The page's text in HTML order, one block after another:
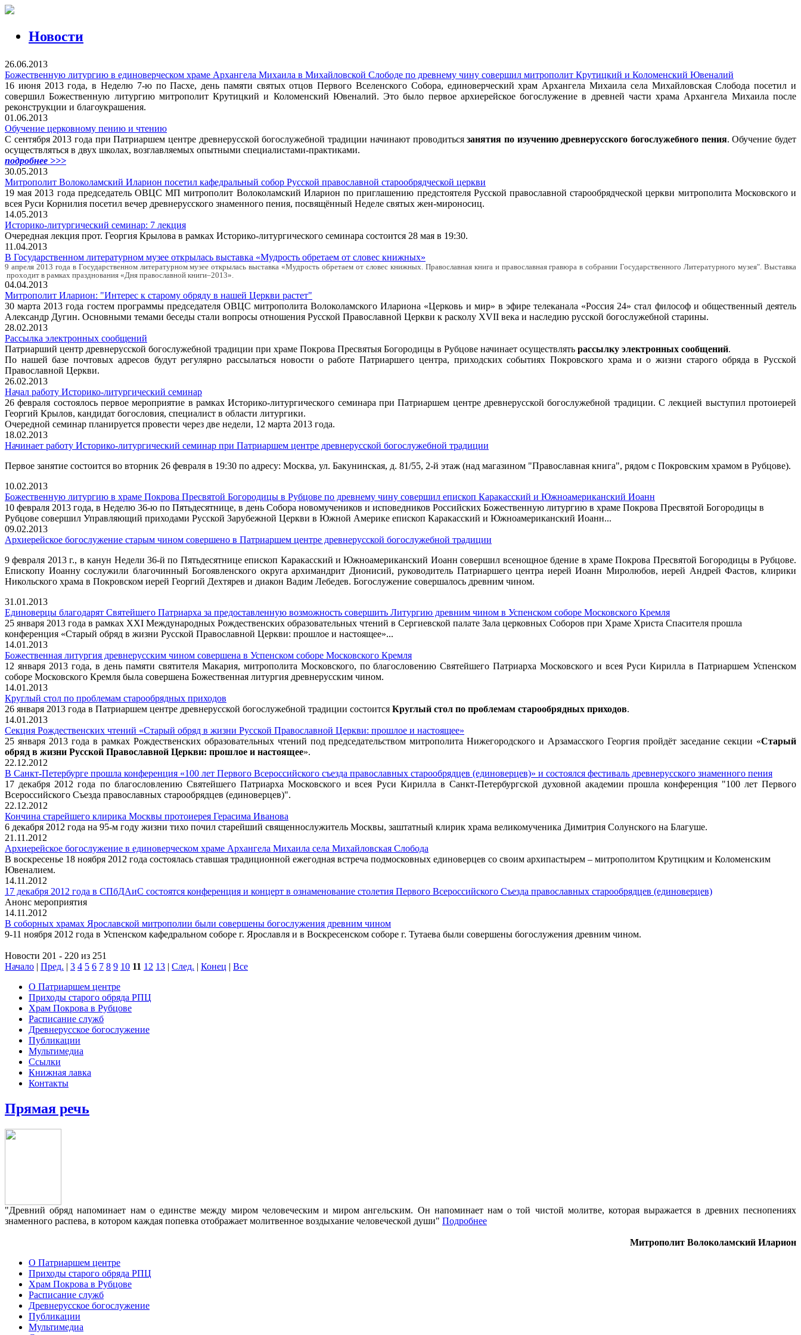
Новости
26.06.2013
Божественную литургию в единоверческом храме Архангела Михаила в Михайловской Слободе по древнему чину совершил митрополит Крутицкий и Коломенский Ювеналий
16 июня 2013 года, в Неделю 7-ю по Пасхе, день памяти святых отцов Первого Вселенского Собора, единоверческий храм Архангела Михаила села Михайловская Слобода посетил и
совершил Божественную литургию митрополит Крутицкий и Коломенский Ювеналий. Это было первое архиерейское богослужение в древней части храма Архангела Михаила после
реконструкции и благоукрашения.
01.06.2013
Обучение церковному пению и чтению
С сентября 2013 года при Патриаршем центре древнерусской богослужебной традиции начинают проводитьсязанятия по изучению древнерусского богослужебного пения. Обучение будет
осуществляться в двух школах, возглавляемых опытными специалистами-практиками.
подробнее >>>
30.05.2013
Митрополит Волоколамский Иларион посетил кафедральный собор Русской православной старообрядческой церкви
19 мая 2013 года председатель ОВЦС МП митрополит Волоколамский Иларион по приглашению предстоятеля Русской православной старообрядческой церкви митрополита Московского и
всея Руси Корнилия посетил вечер древнерусского знаменного пения, посвящённый Неделе святых жен-мироносиц.
14.05.2013
Историко-литургический семинар: 7 лекция
Очередная лекция прот. Георгия Крылова в рамках Историко-литургического семинара состоится 28 мая в 19:30.
11.04.2013
В Государственном литературном музее открылась выставка «Мудрость обретаем от словес книжных»
9 апреля 2013 года в Государственном литературном музее открылась выставка «Мудрость обретаем от словес книжных. Православная книга и православная гравюра в собрании Государственного Литературного музея". Выставка
проходит в рамках празднования «Дня православной книги–2013».
04.04.2013
Митрополит Иларион: "Интерес к старому обряду в нашей Церкви растет"
30 марта 2013 года гостем программы председателя ОВЦС митрополита Волоколамского Илариона «Церковь и мир» в эфире телеканала «Россия 24» стал философ и общественный деятель
Александр Дугин. Основными темами беседы стали вопросы отношения Русской Православной Церкви к расколу XVII века и наследию русской богослужебной старины.
28.02.2013
Рассылка электронных сообщений
Патриарший центр древнерусской богослужебной традиции при храме Покрова Пресвятыя Богородицы в Рубцове начинает осуществлять рассылку электронных сообщений.
По нашей базе почтовых адресов будут регулярно рассылаться новости о работе Патриаршего центра, приходских событиях Покровского храма и о жизни старого обряда в Русской
Православной Церкви.
26.02.2013
Начал работу Историко-литургический семинар
26 февраля состоялось первое мероприятие в рамках Историко-литургического семинара при Патриаршем центре древнерусской богослужебной традиции. С лекцией выступил протоиерей
Георгий Крылов, кандидат богословия, специалист в области литургики.
Очередной семинар планируется провести через две недели, 12 марта 2013 года.
18.02.2013
Начинает работу Историко-литургический семинар при Патриаршем центре древнерусской богослужебной традиции
Первое занятие состоится во вторник 26 февраля в 19:30 по адресу: Москва, ул. Бакунинская, д. 81/55, 2-й этаж (над магазином "Православная книга", рядом с Покровским храмом в Рубцове).
10.02.2013
Божественную литургию в храме Покрова Пресвятой Богородицы в Рубцове по древнему чину совершил епископ Каракасский и Южноамериканский Иоанн
10 февраля 2013 года, в Неделю 36-ю по Пятьдесятнице, в день Собора новомучеников и исповедников Российских Божественную литургию в храме Покрова Пресвятой Богородицы в
Рубцове совершил Управляющий приходами Русской Зарубежной Церкви в Южной Америке епископ Каракасский и Южноамериканский Иоанн...
09.02.2013
Архиерейское богослужение старым чином совершено в Патриаршем центре древнерусской богослужебной традиции
9 февраля 2013 г., в канун Недели 36-й по Пятьдесятнице епископ Каракасский и Южноамериканский Иоанн совершил всенощное бдение в храме Покрова Пресвятой Богородицы в Рубцове.
Епископу Иоанну сослужили благочинный Богоявленского округа архимандрит Дионисий, руководитель Патриаршего центра иерей Иоанн Миролюбов, иерей Андрей Фастов, клирики
Никольского храма в Покровском иерей Георгий Дехтярев и диакон Вадим Лебедев. Богослужение совершалось древним чином.
31.01.2013
Единоверцы благодарят Святейшего Патриарха за предоставленную возможность совершить Литургию древним чином в Успенском соборе Московского Кремля
25 января 2013 года в рамках XXI Международных Рождественских образовательных чтений в Сергиевской палате Зала церковных Соборов при Храме Христа Спасителя прошла
конференция «Старый обряд в жизни Русской Православной Церкви: прошлое и настоящее»...
14.01.2013
Божественная литургия древнерусским чином совершена в Успенском соборе Московского Кремля
12 января 2013 года, в день памяти святителя Макария, митрополита Московского, по благословению Святейшего Патриарха Московского и всея Руси Кирилла в Патриаршем Успенском
соборе Московского Кремля была совершена Божественная литургия древнерусским чином.
14.01.2013
Круглый стол по проблемам старообрядных приходов
26 января 2013 года в Патриаршем центре древнерусской богослужебной традиции состоится Круглый стол по проблемам старообрядных приходов.
14.01.2013
Секция Рождественских чтений «Старый обряд в жизни Русской Православной Церкви: прошлое и настоящее»
25 января 2013 года в рамках Рождественских образовательных чтений под председательством митрополита Нижегородского и Арзамасского Георгия пройдёт заседание секции «Старый
обряд в жизни Русской Православной Церкви: прошлое и настоящее».
22.12.2012
В Санкт-Петербурге прошла конференция «100 лет Первого Всероссийского съезда православных старообрядцев (единоверцев)» и состоялся фестиваль древнерусского знаменного пения
17 декабря 2012 года по благословлению Святейшего Патриарха Московского и всея Руси Кирилла в Санкт-Петербургской духовной академии прошла конференция "100 лет Первого
Всероссийского Съезда православных старообрядцев (единоверцев)".
22.12.2012
Кончина старейшего клирика Москвы протоиерея Герасима Иванова
6 декабря 2012 года на 95-м году жизни тихо почил старейший священнослужитель Москвы, заштатный клирик храма великомученика Димитрия Солунского на Благуше.
21.11.2012
Архиерейское богослужение в единоверческом храме Архангела Михаила села Михайловская Слобода
В воскресенье 18 ноября 2012 года состоялась ставшая традиционной ежегодная встреча подмосковных единоверцев со своим архипастырем – митрополитом Крутицким и Коломенским
Ювеналием.
14.11.2012
17 декабря 2012 года в СПбДАиС состоятся конференция и концерт в ознаменование столетия Первого Всероссийского Съезда православных старообрядцев (единоверцев)
Анонс мероприятия
14.11.2012
В соборных храмах Ярославской митрополии были совершены богослужения древним чином
9-11 ноября 2012 года в Успенском кафедральном соборе г. Ярославля и в Воскресенском соборе г. Тутаева были совершены богослужения древним чином.
Новости 201 - 220 из 251
Начало | Пред. | 3 4 5 6 7 8 9 10 11 12 13 | След. | Конец | Все
О Патриаршем центре
Приходы старого обряда РПЦ
Храм Покрова в Рубцове
Расписание служб
Древнерусское богослужение
Публикации
Мультимедиа
Ссылки
Книжная лавка
Контакты
Прямая речь
"Древний обряд напоминает нам о единстве между миром человеческим и миром ангельским. Он напоминает нам о той чистой молитве, которая выражается в древних песнопениях
знаменного распева, в котором каждая попевка отображает молитвенное воздыхание человеческой души" Подробнее
Митрополит Волоколамский Иларион
О Патриаршем центре
Приходы старого обряда РПЦ
Храм Покрова в Рубцове
Расписание служб
Древнерусское богослужение
Публикации
Мультимедиа